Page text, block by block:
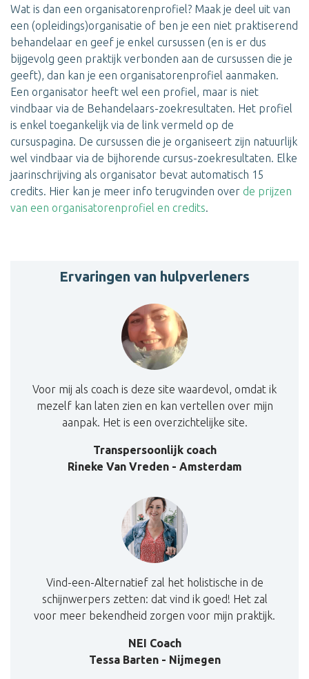
Wat is dan een organisatorenprofiel? Maak je deel uit van
een (opleidings)organisatie of ben je een niet praktiserend
behandelaar en geef je enkel cursussen (en is er dus
bijgevolg geen praktijk verbonden aan de cursussen die je
geeft), dan kan je een organisatorenprofiel aanmaken.
Een organisator heeft wel een profiel, maar is niet
vindbaar via de Behandelaars-zoekresultaten. Het profiel
is enkel toegankelijk via de link vermeld op de
cursuspagina. De cursussen die je organiseert zijn natuurlijk
wel vindbaar via de bijhorende cursus-zoekresultaten. Elke
jaarinschrijving als organisator bevat automatisch 15
credits. Hier kan je meer info terugvinden over de prijzen
van een organisatorenprofiel en credits.
Ervaringen van hulpverleners
Voor mij als coach is deze site waardevol, omdat ik
mezelf kan laten zien en kan vertellen over mijn
aanpak. Het is een overzichtelijke site.
Transpersoonlijk coach
Rineke Van Vreden - Amsterdam
Vind-een-Alternatief zal het holistische in de
schijnwerpers zetten: dat vind ik goed! Het zal
voor meer bekendheid zorgen voor mijn praktijk.
NEI Coach
Tessa Barten - Nijmegen